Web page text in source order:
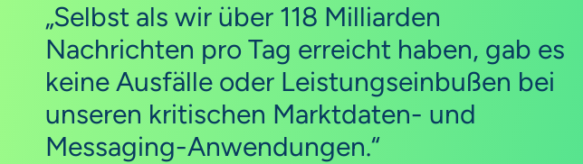
„Selbst als wir über 118 Milliarden
Nachrichten pro Tag erreicht haben, gab es
keine Ausfälle oder Leistungseinbußen bei
unseren kritischen Marktdaten- und
Messaging-Anwendungen.“